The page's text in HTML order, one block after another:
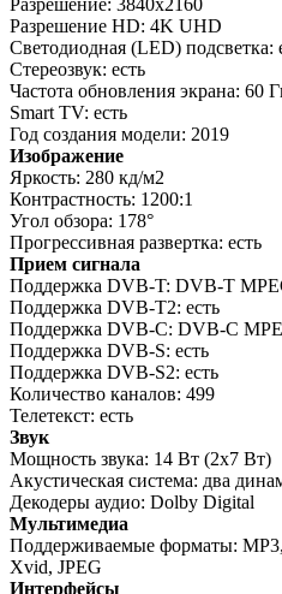
Разрешение: 3840x2160
Разрешение HD: 4K UHD
Светодиодная (LED) подсветка:
Стереозвук: есть
Частота обновления экрана: 60
Smart TV: есть
Год создания модели: 2019
Изображение
Яркость: 280 кд/м2
Контрастность: 1200:1
Угол обзора: 178°
Прогрессивная развертка: есть
Прием сигнала
Поддержка DVB-T: DVB-T
Поддержка DVB-T2: есть
Поддержка DVB-C: DVB-C
Поддержка DVB-S: есть
Поддержка DVB-S2: есть
Количество каналов: 499
Телетекст: есть
Звук
Мощность звука: 14 Вт (2х7 Вт)
Акустическая система: два
Декодеры аудио: Dolby Digital
Мультимедиа
Поддерживаемые форматы:
Xvid, JPEG
Интерфейсы